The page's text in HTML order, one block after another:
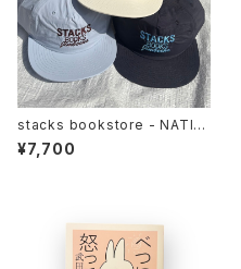
stacks bookstore - NATIO
NAL Jimbocho Nylon Cap
¥7,700